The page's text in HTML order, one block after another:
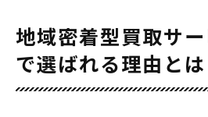
地域密着型買取サ
で選ばれる理由とは